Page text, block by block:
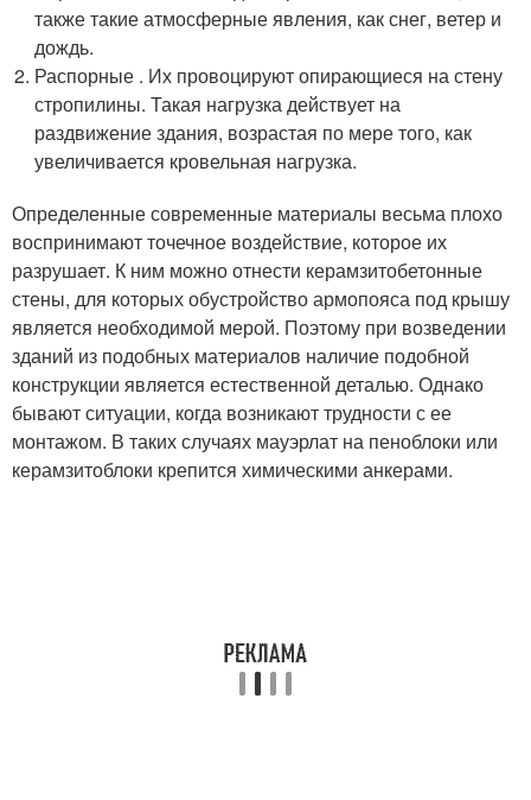
также такие атмосферные явления, как снег, ветер и
дождь.
Распорные . Их провоцируют опирающиеся на стену
стропилины. Такая нагрузка действует на
раздвижение здания, возрастая по мере того, как
увеличивается кровельная нагрузка.
Определенные современные материалы весьма плохо
воспринимают точечное воздействие, которое их
разрушает. К ним можно отнести керамзитобетонные
стены, для которых обустройство армопояса под крышу
является необходимой мерой. Поэтому при возведении
зданий из подобных материалов наличие подобной
конструкции является естественной деталью. Однако
бывают ситуации, когда возникают трудности с ее
монтажом. В таких случаях мауэрлат на пеноблоки или
керамзитоблоки крепится химическими анкерами.